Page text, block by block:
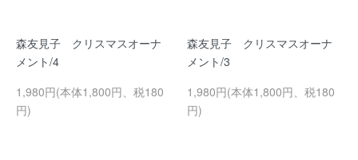
森友見子 クリスマスオーナ
メント/4
1,980円(本体1,800円、税180
円)
森友見子 クリスマスオーナ
メント/3
1,980円(本体1,800円、税180
円)